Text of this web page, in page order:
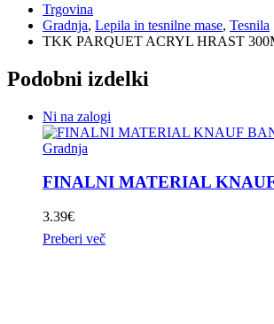
Trgovina
Gradnja, Lepila in tesnilne mase, Tesnila
TKK PARQUET ACRYL HRAST
Podobni izdelki
Ni na zalogi
Gradnja
FINALNI MATERIAL
3.39€
Preberi več